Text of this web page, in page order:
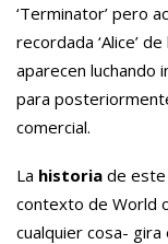
‘Terminator’ pero
recordada ‘Alice’
aparecen luchando
para
comercial.
La historia de este
contexto de World
cualquier cosa-